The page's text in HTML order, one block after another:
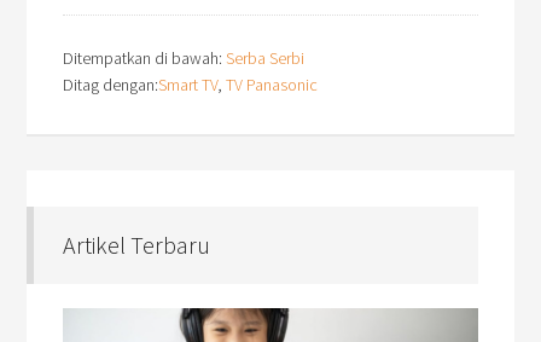
Ditempatkan di bawah:Serba Serbi
Ditag dengan:Smart TV,TV Panasonic
Artikel Terbaru